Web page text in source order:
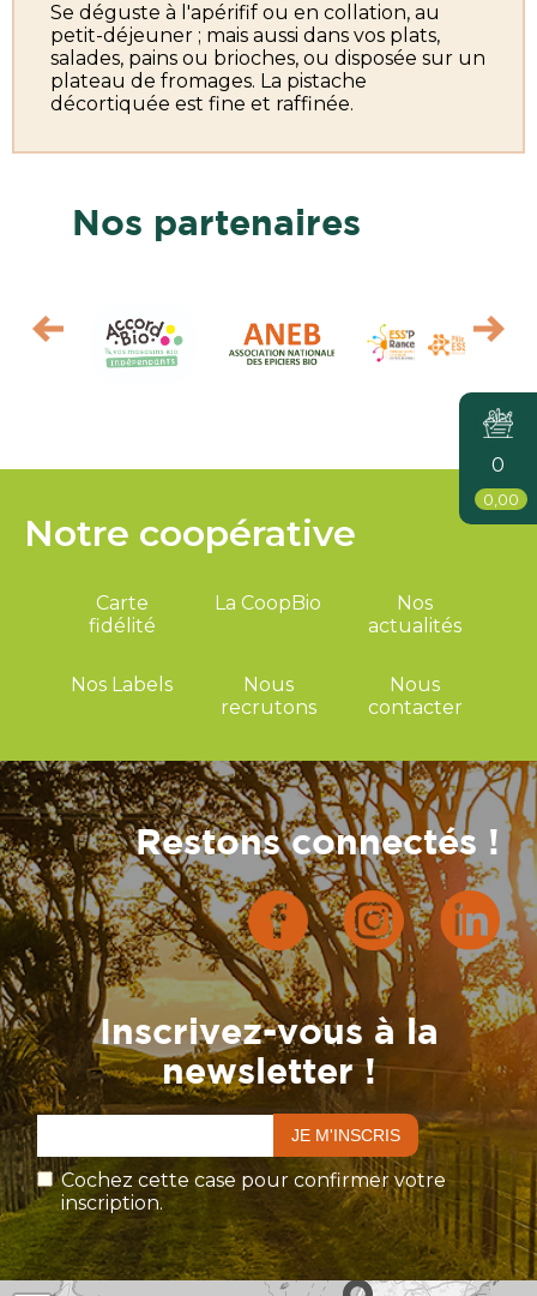
0
0,00
Se déguste à l'apérifif ou en collation, au
petit-déjeuner ; mais aussi dans vos plats,
salades, pains ou brioches, ou disposée sur un
plateau de fromages. La pistache
décortiquée est fine et raffinée.
Nos partenaires
Restons connectés !
Inscrivez-vous à la
newsletter !
Cochez cette case pour confirmer votre
inscription.
Notre coopérative
Carte
fidélité
La CoopBio
Nos
actualités
Nos Labels
Nous
recrutons
Nous
contacter